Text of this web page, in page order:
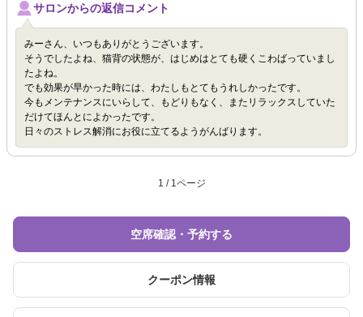
サロンからの返信コメント
みーさん、いつもありがとうございます。
そうでしたよね、猫背の状態が、はじめはとても硬くこわばっていまし
たよね。
でも効果が早かった時には、わたしもとてもうれしかったです。
今もメンテナンスにいらして、もどりもなく、またリラックスしていた
だけてほんとによかったです。
日々のストレス解消にお役に立てるようがんばります。
1 / 1ページ
空席確認・予約する
クーポン情報